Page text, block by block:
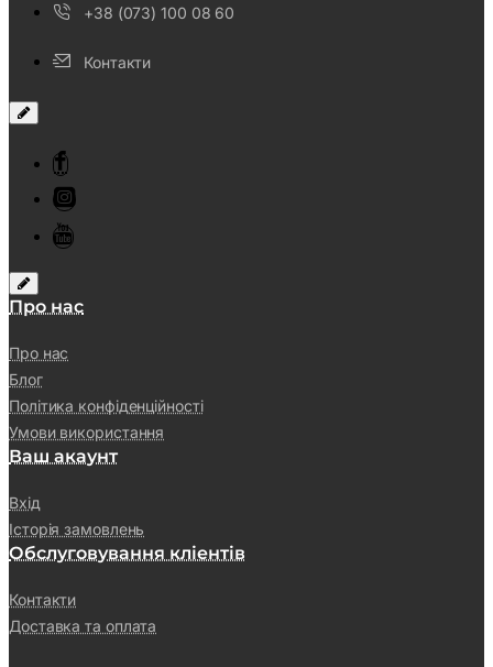
+38 (073) 100 08 60
Контакти
Про нас
Про нас
Блог
Політика конфіденційності
Умови використання
Ваш акаунт
Вхід
Історія замовлень
Обслуговування кліентів
Контакти
Доставка та оплата